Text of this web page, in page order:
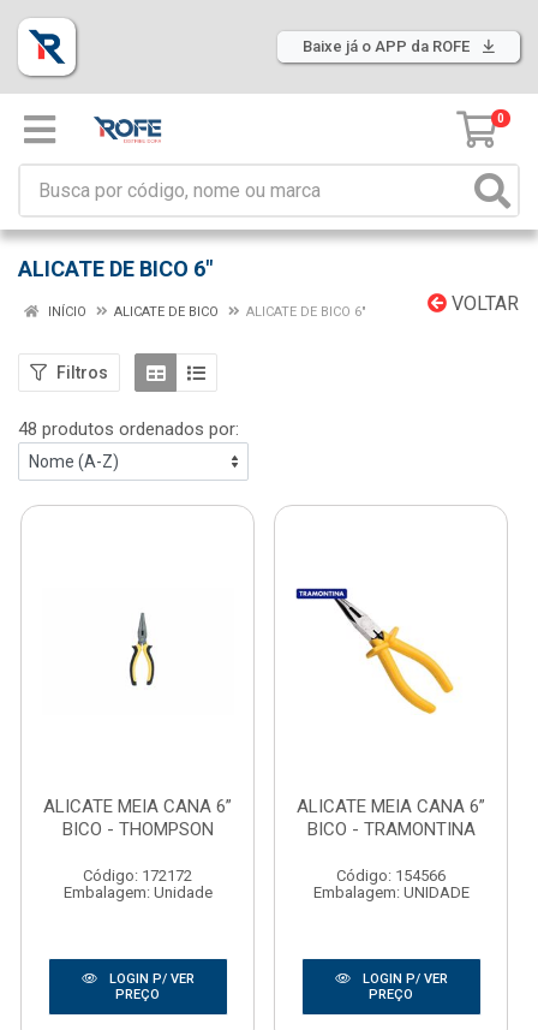
Baixe já o APP da ROFE
0
ALICATE DE BICO 6"
VOLTAR
INÍCIO ALICATE DE BICO ALICATE DE BICO 6"
Filtros
48 produtos ordenados por:
ALICATE MEIA CANA 6”
BICO - THOMPSON
Código: 172172
Embalagem: Unidade
LOGIN P/ VER
PREÇO
ALICATE MEIA CANA 6”
BICO - TRAMONTINA
Código: 154566
Embalagem: UNIDADE
LOGIN P/ VER
PREÇO